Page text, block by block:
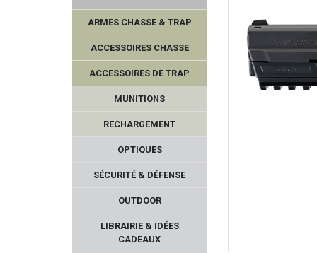
ARMES CHASSE & TRAP
ACCESSOIRES CHASSE
ACCESSOIRES DE TRAP
MUNITIONS
RECHARGEMENT
OPTIQUES
SÉCURITÉ & DÉFENSE
OUTDOOR
LIBRAIRIE & IDÉES
CADEAUX